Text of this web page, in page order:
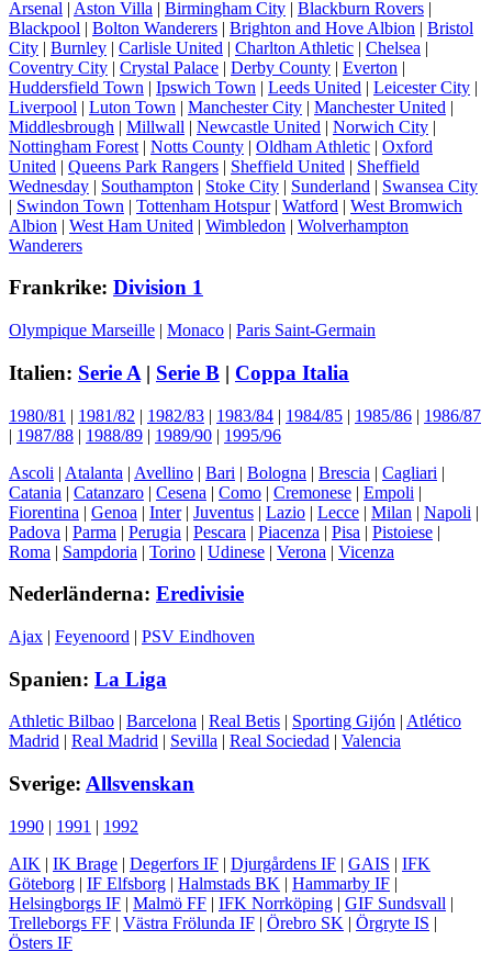
Arsenal | Aston Villa | Birmingham City | Blackburn Rovers |
Blackpool | Bolton Wanderers | Brighton and Hove Albion | Bristol
City | Burnley | Carlisle United | Charlton Athletic | Chelsea |
Coventry City | Crystal Palace | Derby County | Everton |
Huddersfield Town | Ipswich Town | Leeds United | Leicester City |
Liverpool | Luton Town | Manchester City | Manchester United |
Middlesbrough | Millwall | Newcastle United | Norwich City |
Nottingham Forest | Notts County | Oldham Athletic | Oxford
United | Queens Park Rangers | Sheffield United | Sheffield
Wednesday | Southampton | Stoke City | Sunderland | Swansea City
| Swindon Town | Tottenham Hotspur| Watford | West Bromwich
Albion | West Ham United | Wimbledon | Wolverhampton
Wanderers
Frankrike: Division 1
Olympique Marseille | Monaco | Paris Saint-Germain
Italien: Serie A | Serie B | Coppa Italia
1980/81 | 1981/82 | 1982/83 | 1983/84 | 1984/85 | 1985/86 | 1986/87
| 1987/88 | 1988/89 | 1989/90 | 1995/96
Ascoli | Atalanta | Avellino | Bari | Bologna | Brescia | Cagliari |
Catania | Catanzaro | Cesena | Como | Cremonese | Empoli |
Fiorentina | Genoa | Inter| Juventus | Lazio | Lecce | Milan | Napoli |
Padova | Parma | Perugia | Pescara | Piacenza | Pisa | Pistoiese |
Roma | Sampdoria | Torino | Udinese | Verona | Vicenza
Nederländerna: Eredivisie
Ajax | Feyenoord | PSV Eindhoven
Spanien: La Liga
Athletic Bilbao | Barcelona | Real Betis | Sporting Gijón | Atlético
Madrid | Real Madrid | Sevilla | Real Sociedad | Valencia
Sverige: Allsvenskan
1990 | 1991 | 1992
AIK | IK Brage | Degerfors IF | Djurgårdens IF | GAIS | IFK
Göteborg | IF Elfsborg | Halmstads BK | Hammarby IF |
Helsingborgs IF | Malmö FF | IFK Norrköping | GIF Sundsvall |
Trelleborgs FF | Västra Frölunda IF | Örebro SK | Örgryte IS |
Östers IF